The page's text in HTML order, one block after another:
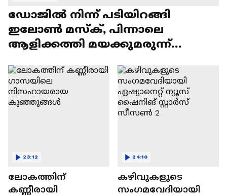
ഡോജിൽ നിന്ന് പടിയിറങ്ങി
ഇലോൺ മസ്ക്, പിന്നാലെ
ആളിക്കത്തി മയക്കുമരുന്ന്
ലോകത്തിന്
കണ്ണീരായി
23:12
കഴിവുകളുടെ
സംഗമവേദിയായി
24:10